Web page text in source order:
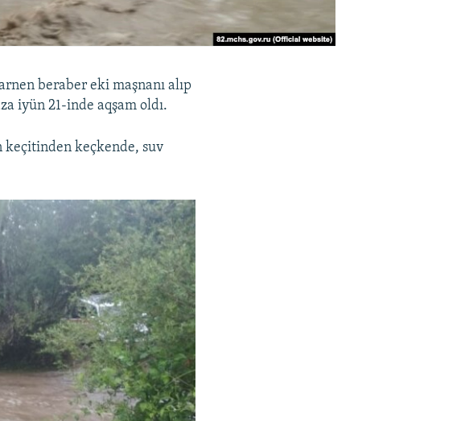
beraber eki maşnanı alıp
iyün 21-inde aqşam oldı.
keçitinden keçkende, suv